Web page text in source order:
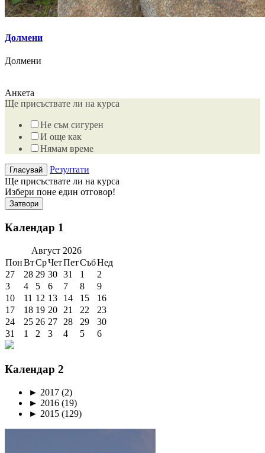
Долмени
Долмени
Анкета
Ще присъствате ли на курса
Не съм сигурен
И още как
Нямам време
Резултати
Ще присъствате ли на курса
Избери поне един отговор!
Затвори
Календар 1
Август 2026
ПонВтСрЧетПетСъбНед
27
28 29 30 31 1
2
3
4 5 6 7 8
9
10
11 12 13 14 15
16
17
18 19 20 21 22
23
24
25 26 27 28 29
30
31
1 2 3 4 5 6
Календар 2
► 2017 (2)
► 2016 (19)
► 2015 (129)